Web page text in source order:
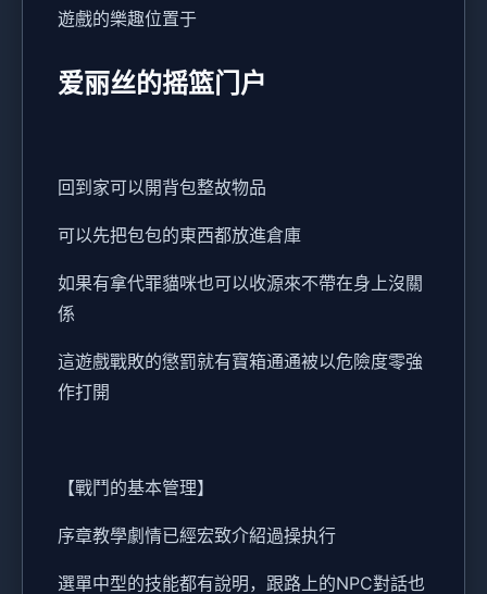
遊戲的樂趣位置于
爱丽丝的摇篮门户
回到家可以開背包整故物品
可以先把包包的東西都放進倉庫
如果有拿代罪貓咪也可以收源來不帶在身上沒關
係
這遊戲戰敗的懲罰就有寶箱通通被以危險度零強
作打開
【戰鬥的基本管理】
序章教學劇情已經宏致介紹過操执行
選單中型的技能都有說明，跟路上的NPC對話也